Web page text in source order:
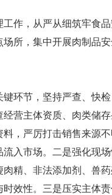
，从严从细筑牢食品
所，集中开展肉制品
节，坚持严查、快检
营主体资质、肉类储
，严厉打击销售来源
入市场。二是强化现
精、非法添加剂、兽
效性。三是压实主体